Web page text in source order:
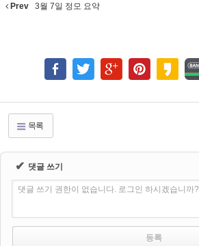
Prev 3월 7일 정모 요약
목록
✔ 댓글 쓰기
댓글 쓰기 권한이 없습니다. 로그인 하시겠습니까?